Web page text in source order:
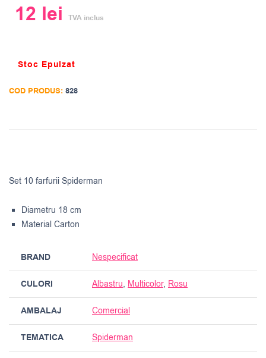
12 lei TVA inclus
Stoc Epuizat
COD PRODUS: 828
Set 10 farfurii Spiderman
Diametru 18 cm
Material Carton
BRAND Nespecificat
CULORI Albastru, Multicolor, Rosu
AMBALAJ Comercial
TEMATICA Spiderman